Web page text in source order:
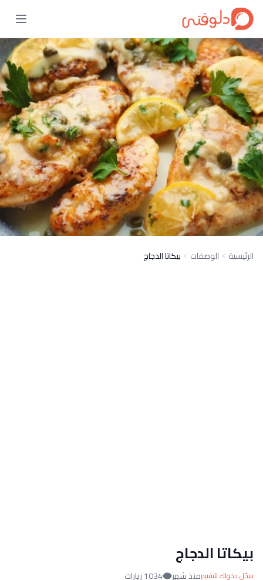
الرئيسية الوصفات بيكاتا الدجاج
بيكاتا الدجاج
سجّل دخولك للتقييممنذ شهر 1034 زيارات